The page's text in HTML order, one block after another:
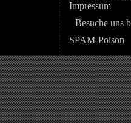
Impressum
Besuche uns
SPAM-Poison